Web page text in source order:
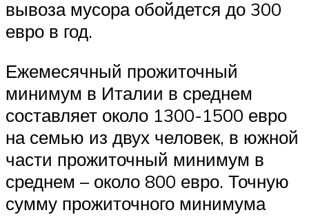
вывоза мусора обойдется до 300
евро в год.
Ежемесячный прожиточный
минимум в Италии в среднем
составляет около 1300-1500 евро
на семью из двух человек, в южной
части прожиточный минимум в
среднем – около 800 евро. Точную
сумму прожиточного минимума